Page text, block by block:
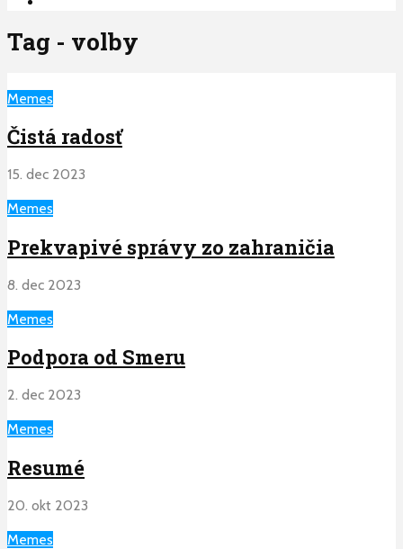
Tag - volby
Memes
Čistá radosť
15. dec 2023
Memes
Prekvapivé správy zo zahraničia
8. dec 2023
Memes
Podpora od Smeru
2. dec 2023
Memes
Resumé
20. okt 2023
Memes